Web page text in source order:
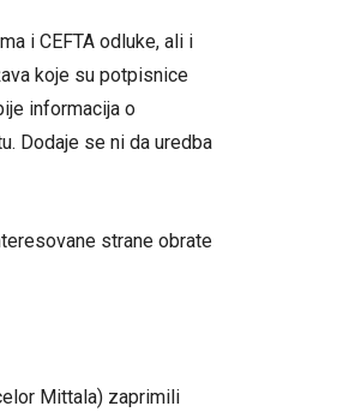
i CEFTA odluke, ali i
koje su potpisnice
informacija o
Dodaje se ni da uredba
strane obrate
Mittala) zaprimili